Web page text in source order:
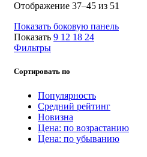
Отображение 37–45 из 51
Показать боковую панель
Показать 9 12 18 24
Фильтры
Сортировать по
Популярность
Средний рейтинг
Новизна
Цена: по возрастанию
Цена: по убыванию